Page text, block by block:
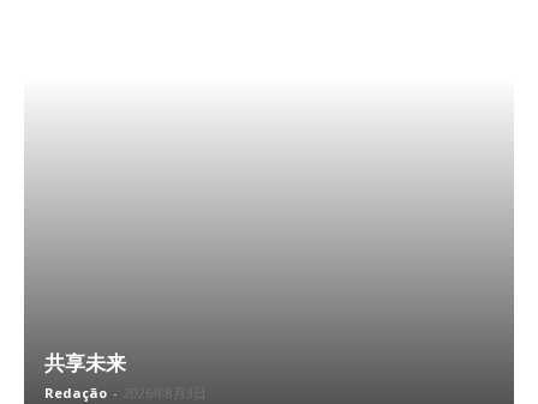
共享未来
Redação - 2026年8月3日